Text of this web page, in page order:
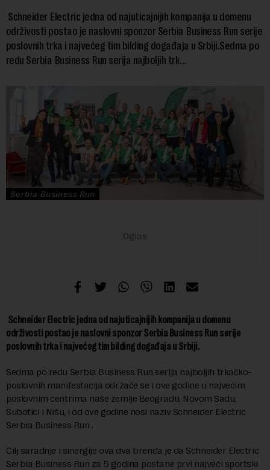
Schneider Electric jedna od najuticajnijih kompanija u domenu
održivosti postao je naslovni sponzor Serbia Business Run serije
poslovnih trka i najvećeg tim bilding događaja u Srbiji.Sedma po
redu Serbia Business Run serija najboljih trk...
Serbia Business Run
Schneider Electric jedna od najuticajnijih kompanija u domenu
održivosti postao je naslovni sponzor Serbia Business Run serije
poslovnih trka i najvećeg tim bilding događaja u Srbiji.
Sedma po redu Serbia Business Run serija najboljih trkačko-
poslovnih manifestacija održaće se i ove godine u najvećim
poslovnim centrima naše zemlje Beogradu, Novom Sadu,
Subotici i Nišu, i od ove godine nosi naziv Schneider Electric
Serbia Business Run .
Cilj saradnje i sinergije ova dva brenda je da Schneider Electric
Serbia Business Run za 5 godina postane prvi najveći sportski